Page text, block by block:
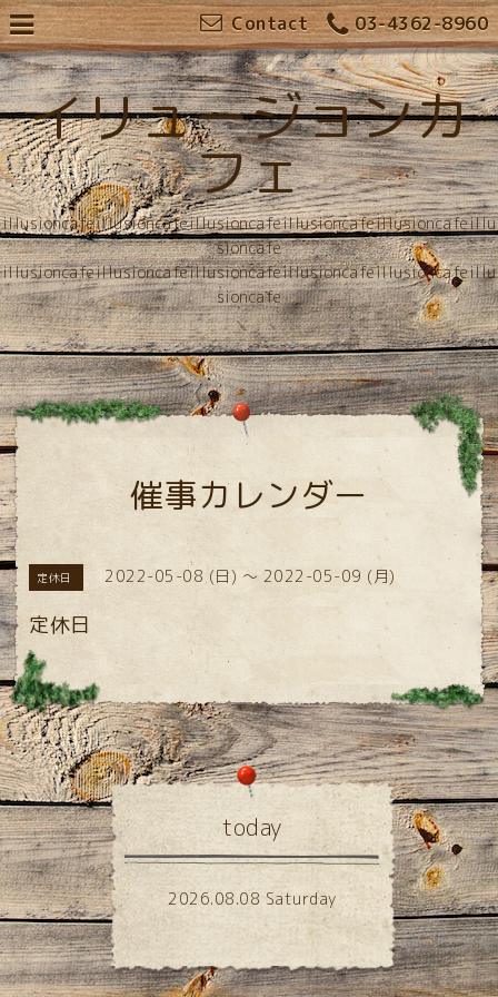
03-4362-8960
Contact
イリュージョンカ
フェ
illusioncafeillusioncafeillusioncafeillusioncafeillusioncafeillu
sioncafe
illusioncafeillusioncafeillusioncafeillusioncafeillusioncafeillu
sioncafe
催事カレンダー
定休日 2022-05-08 (日) ～ 2022-05-09 (月)
定休日
today
2026.08.08 Saturday